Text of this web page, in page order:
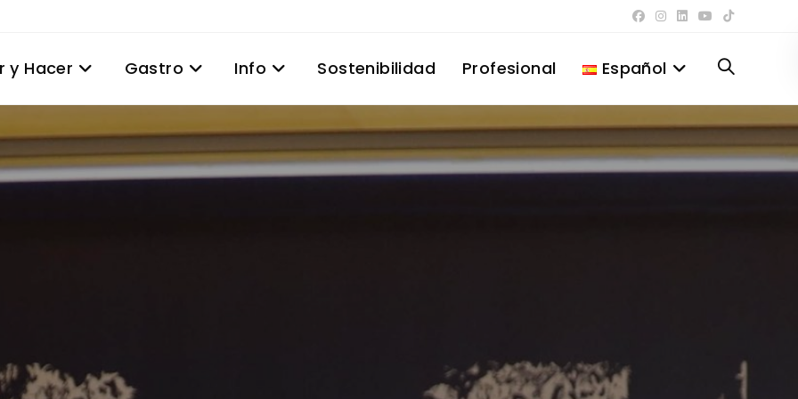
y Hacer Gastro Info Sostenibilidad Profesional Español Alternar